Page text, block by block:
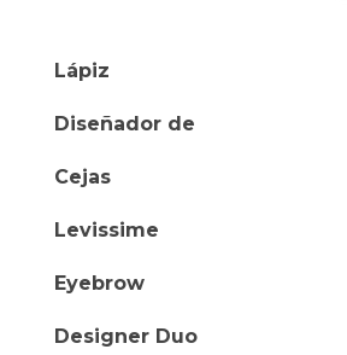
Lápiz
Diseñador de
Cejas
Levissime
Eyebrow
Designer Duo